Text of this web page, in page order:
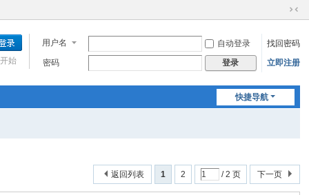
切
到
窄
用户名 自动登录
找回密码
密码
登录 立即注册
始
快捷导航
1 2 / 2 页 下一页
返回列表